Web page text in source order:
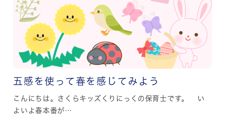
五感を使って春を感じてみよう
こんにちは。さくらキッズくりにっくの保育士です。 い
よいよ春本番が…